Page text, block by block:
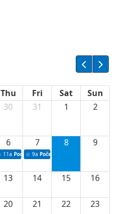
Thu Fri Sat
Sun
ugovora sa neprofitnim
30 31 1 2
ugovora o stipendijama za
6
11a Podrška razvoju vodne infrastrukture u
7
9a Početak izgradnje nove
8 9
13 14 15 16
20 21 22 23